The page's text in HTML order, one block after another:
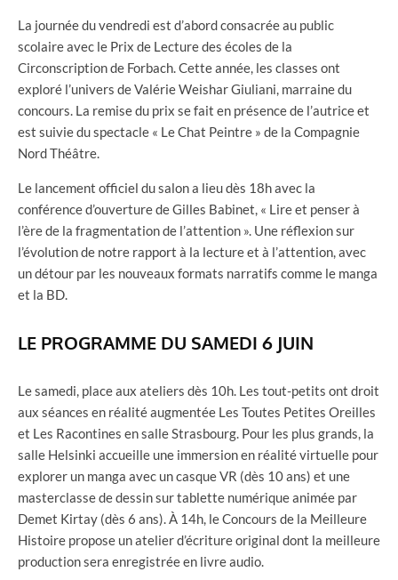
La journée du vendredi est d’abord consacrée au public
scolaire avec le Prix de Lecture des écoles de la
Circonscription de Forbach. Cette année, les classes ont
exploré l’univers de Valérie Weishar Giuliani, marraine du
concours. La remise du prix se fait en présence de l’autrice et
est suivie du spectacle « Le Chat Peintre » de la Compagnie
Nord Théâtre.
Le lancement officiel du salon a lieu dès 18h avec la
conférence d’ouverture de Gilles Babinet, « Lire et penser à
l’ère de la fragmentation de l’attention ». Une réflexion sur
l’évolution de notre rapport à la lecture et à l’attention, avec
un détour par les nouveaux formats narratifs comme le manga
et la BD.
LE PROGRAMME DU SAMEDI 6 JUIN
Le samedi, place aux ateliers dès 10h. Les tout-petits ont droit
aux séances en réalité augmentée Les Toutes Petites Oreilles
et Les Racontines en salle Strasbourg. Pour les plus grands, la
salle Helsinki accueille une immersion en réalité virtuelle pour
explorer un manga avec un casque VR (dès 10 ans) et une
masterclasse de dessin sur tablette numérique animée par
Demet Kirtay (dès 6 ans). À 14h, le Concours de la Meilleure
Histoire propose un atelier d’écriture original dont la meilleure
production sera enregistrée en livre audio.